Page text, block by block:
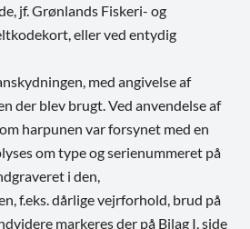
jf. Grønlands Fiskeri- og
eller ved entydig
med angivelse af
der blev brugt. Ved anvendelse af
harpunen var forsynet med en
om type og serienummeret på
i den,
f.eks. dårlige vejrforhold, brud på
markeres der på Bilag I, side